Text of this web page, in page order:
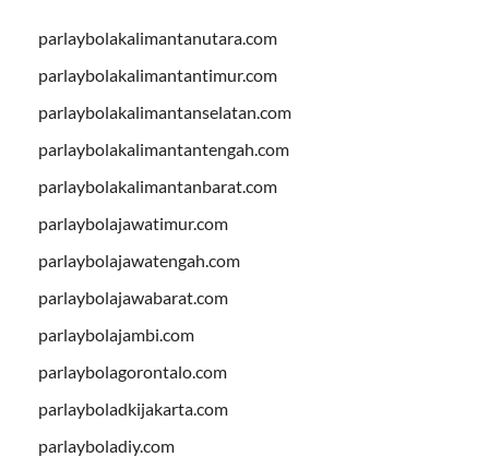
parlaybolakalimantanutara.com
parlaybolakalimantantimur.com
parlaybolakalimantanselatan.com
parlaybolakalimantantengah.com
parlaybolakalimantanbarat.com
parlaybolajawatimur.com
parlaybolajawatengah.com
parlaybolajawabarat.com
parlaybolajambi.com
parlaybolagorontalo.com
parlayboladkijakarta.com
parlayboladiy.com